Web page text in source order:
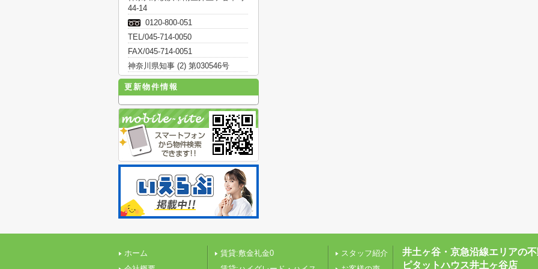
44-14
0120-800-051
TEL/045-714-0050
FAX/045-714-0051
神奈川県知事 (2) 第030546号
更新物件情報
ホーム
賃貸:敷金礼金0
スタッフ紹介
井土ヶ谷・京急沿線エリアの
ピタットハウス井土ヶ谷店